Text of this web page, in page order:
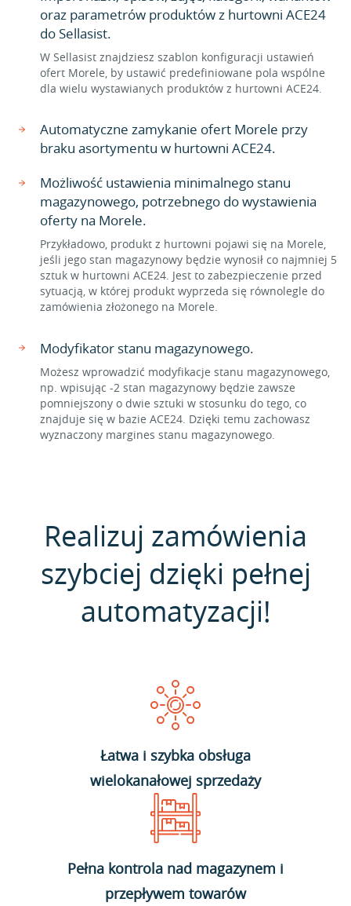
oraz parametrów produktów z hurtowni ACE24
do Sellasist.
W Sellasist znajdziesz szablon konfiguracji ustawień
ofert Morele, by ustawić predefiniowane pola wspólne
dla wielu wystawianych produktów z hurtowni ACE24.
Automatyczne zamykanie ofert Morele przy
braku asortymentu w hurtowni ACE24.
Możliwość ustawienia minimalnego stanu
magazynowego, potrzebnego do wystawienia
oferty na Morele.
Przykładowo, produkt z hurtowni pojawi się na Morele,
jeśli jego stan magazynowy będzie wynosił co najmniej 5
sztuk w hurtowni ACE24. Jest to zabezpieczenie przed
sytuacją, w której produkt wyprzeda się równolegle do
zamówienia złożonego na Morele.
Modyfikator stanu magazynowego.
Możesz wprowadzić modyfikacje stanu magazynowego,
np. wpisując -2 stan magazynowy będzie zawsze
pomniejszony o dwie sztuki w stosunku do tego, co
znajduje się w bazie ACE24. Dzięki temu zachowasz
wyznaczony margines stanu magazynowego.
Realizuj zamówienia
szybciej dzięki pełnej
automatyzacji!
Łatwa i szybka obsługa
wielokanałowej sprzedaży
Pełna kontrola nad magazynem i
przepływem towarów